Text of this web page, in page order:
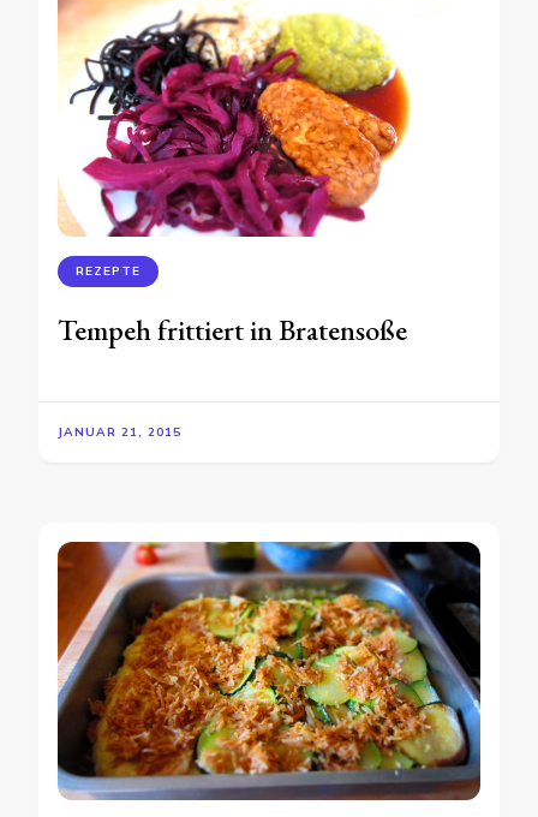
REZEPTE
Tempeh frittiert in Bratensoße
JANUAR 21, 2015